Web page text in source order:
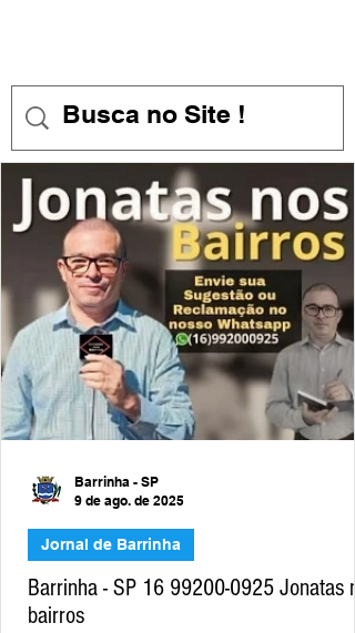
Barrinha - SP 16 99200-0925 Jonatas
bairros
Jornal de Barrinha
Barrinha - SP
9 de ago. de 2025